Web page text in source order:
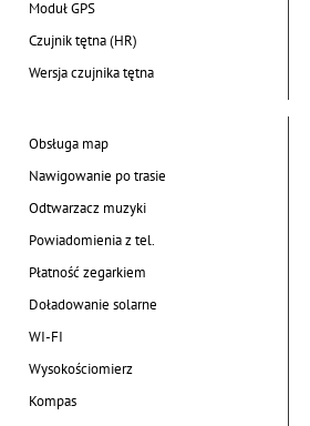
Moduł GPS
Czujnik tętna (HR)
Wersja czujnika tętna
Obsługa map
Nawigowanie po trasie
Odtwarzacz muzyki
Powiadomienia z tel.
Płatność zegarkiem
Doładowanie solarne
WI-FI
Wysokościomierz
Kompas